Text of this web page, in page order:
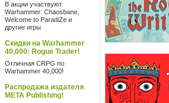
В акции участвуют
Warhammer: Chaosbane,
Welcome to ParadiZe и
другие игры
Скидки на Warhammer
40,000: Rogue Trader!
Отличная CRPG по
Warhammer 40,000!
Распродажа издателя
META Publishing!